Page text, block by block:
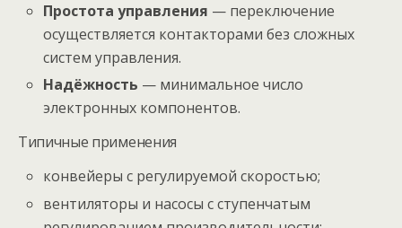
Простота управления — переключение
осуществляется контакторами без сложных
систем управления.
Надёжность — минимальное число
электронных компонентов.
Типичные применения
конвейеры с регулируемой скоростью;
вентиляторы и насосы с ступенчатым